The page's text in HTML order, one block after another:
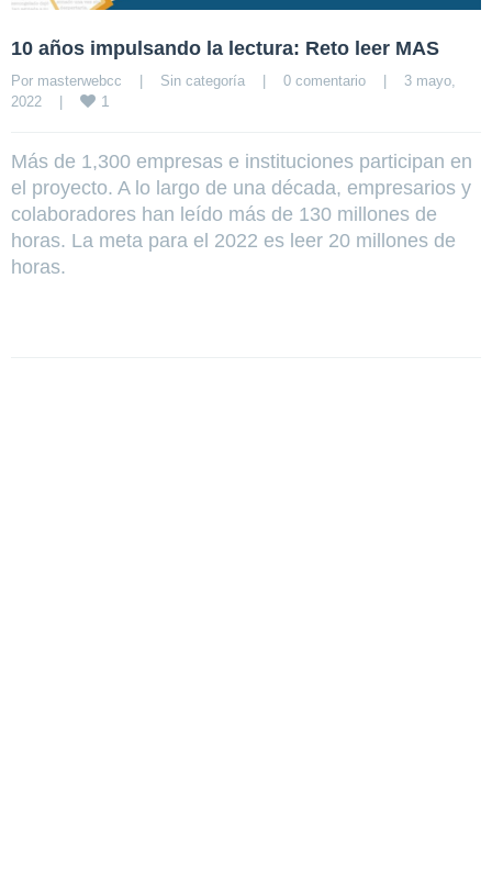
10 años impulsando la lectura: Reto leer MAS
Por masterwebcc | Sin categoría | 0 comentario |
3 mayo,
2022 | 1
Más de 1,300 empresas e instituciones participan en
el proyecto. A lo largo de una década, empresarios y
colaboradores han leído más de 130 millones de
horas. La meta para el 2022 es leer 20 millones de
horas.